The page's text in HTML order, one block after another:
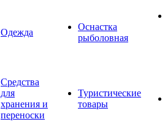
Одежда
Оснастка
рыболовная
Средства
для
хранения и
переноски
Туристические
товары